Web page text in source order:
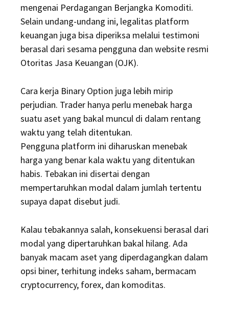
mengenai Perdagangan Berjangka Komoditi.
Selain undang-undang ini, legalitas platform
keuangan juga bisa diperiksa melalui testimoni
berasal dari sesama pengguna dan website resmi
Otoritas Jasa Keuangan (OJK).
Cara kerja Binary Option juga lebih mirip
perjudian. Trader hanya perlu menebak harga
suatu aset yang bakal muncul di dalam rentang
waktu yang telah ditentukan.
Pengguna platform ini diharuskan menebak
harga yang benar kala waktu yang ditentukan
habis. Tebakan ini disertai dengan
mempertaruhkan modal dalam jumlah tertentu
supaya dapat disebut judi.
Kalau tebakannya salah, konsekuensi berasal dari
modal yang dipertaruhkan bakal hilang. Ada
banyak macam aset yang diperdagangkan dalam
opsi biner, terhitung indeks saham, bermacam
cryptocurrency, forex, dan komoditas.